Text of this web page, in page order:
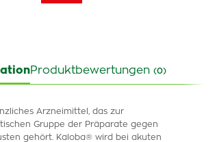
Produktbewertungen (0)
Arzneimittel, das zur
Gruppe der Präparate gegen
gehört. Kaloba® wird bei akuten